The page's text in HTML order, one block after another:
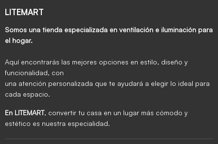
LITEMART
Somos una tienda especializada en ventilación e iluminación para
el hogar.
Aquí encontrarás las mejores opciones en estilo, diseño y
funcionalidad, con
una atención personalizada que te ayudará a elegir lo ideal para
cada espacio.
En LITEMART, convertir tu casa en un lugar más cómodo y
estético es nuestra especialidad.